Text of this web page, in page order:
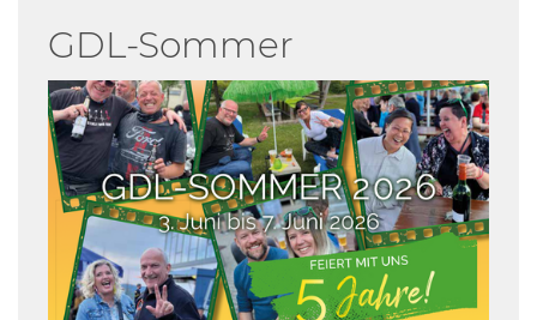
GDL-Sommer